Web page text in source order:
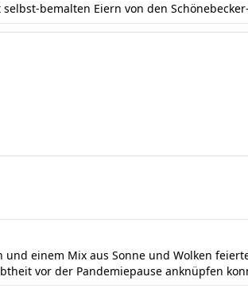
bemalten Eiern von den
einem Mix aus Sonne und Wolken
vor der Pandemiepause anknüpfen